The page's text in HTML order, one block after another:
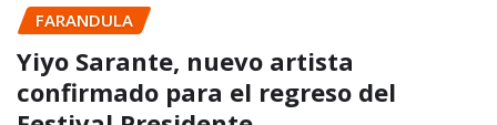
FARANDULA
Yiyo Sarante, nuevo artista
confirmado para el regreso del